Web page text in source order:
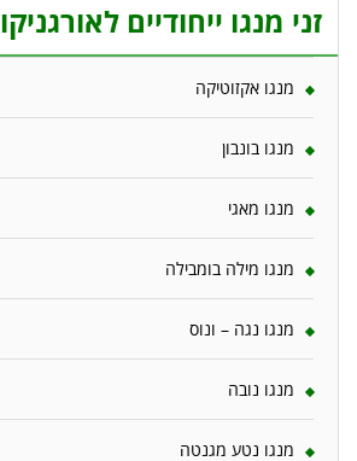
זני מנגו ייחודיים לאורגניקו
מנגו אקזוטיקה
מנגו בונבון
מנגו מאגי
מנגו מילה בומבילה
מנגו נגה – ונוס
מנגו נובה
מנגו נטע מגנטה